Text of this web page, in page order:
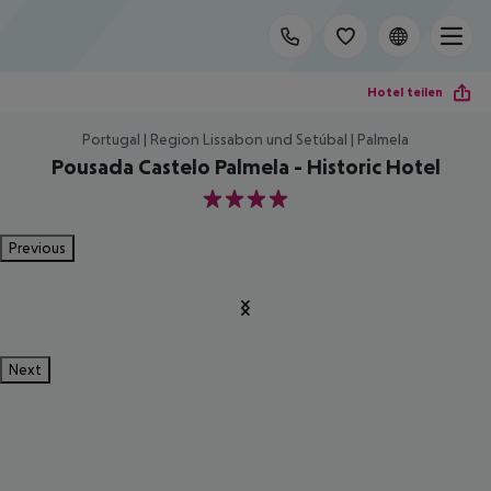
Hotel teilen
Portugal | Region Lissabon und Setúbal | Palmela
Pousada Castelo Palmela - Historic Hotel
4
Previous
Next